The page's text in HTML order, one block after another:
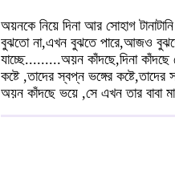
অয়নকে নিয়ে দিনা আর সোহাগ
বুঝতো না,এখন বুঝতে পারে,আজও বুঝতে
যাচ্ছে.........অয়ন কাঁদছে,দিনা
কষ্টে ,তাদের স্বপ্ন ভঙ্গের
অয়ন কাঁদছে ভয়ে ,সে এখন তার বাবা